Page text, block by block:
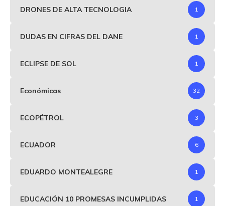
DRONES DE ALTA TECNOLOGIA 1
DUDAS EN CIFRAS DEL DANE 1
ECLIPSE DE SOL 1
Económicas 32
ECOPÉTROL 3
ECUADOR 6
EDUARDO MONTEALEGRE 1
EDUCACIÓN 10 PROMESAS INCUMPLIDAS 1